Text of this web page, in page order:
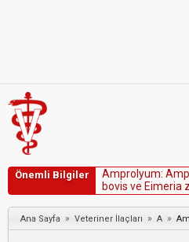
Önemli Bilgiler Ampro yum: Amp
bovis ve Eimeria z
önlenmesivekü
koksidiyozisinted
Ana Sayfa » Veteriner İlaçları » A »